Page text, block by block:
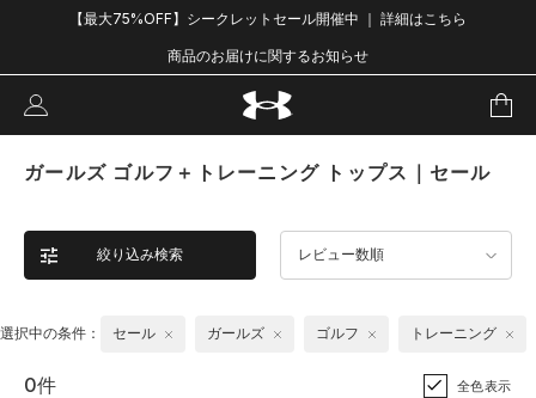
【最大75%OFF】シークレットセール開催中 ｜ 詳細はこちら
商品のお届けに関するお知らせ
ガールズ ゴルフ＋トレーニング トップス｜セール
絞り込み検索 レビュー数順
選択中の条件： セール ガールズ ゴルフ トレーニング
0件 全色表示